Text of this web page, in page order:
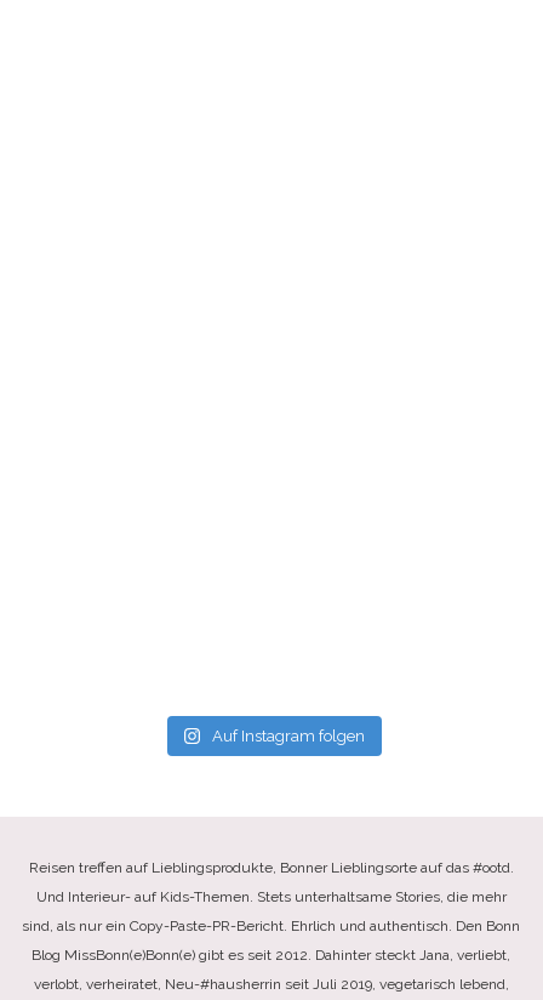
Auf Instagram folgen
Reisen treffen auf Lieblingsprodukte, Bonner Lieblingsorte auf das #ootd.
Und Interieur- auf Kids-Themen. Stets unterhaltsame Stories, die mehr
sind, als nur ein Copy-Paste-PR-Bericht. Ehrlich und authentisch. Den Bonn
Blog MissBonn(e)Bonn(e) gibt es seit 2012. Dahinter steckt Jana, verliebt,
verlobt, verheiratet, Neu-#hausherrin seit Juli 2019, vegetarisch lebend,